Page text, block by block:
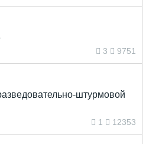
3 9751
штурмовой
1 12353